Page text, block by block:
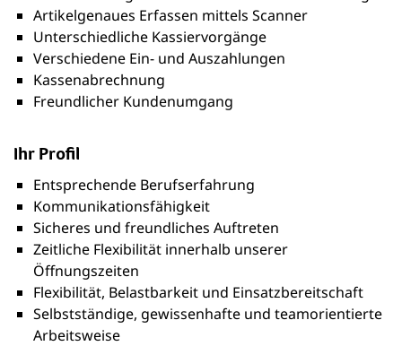
Artikelgenaues Erfassen mittels Scanner
Unterschiedliche Kassiervorgänge
Verschiedene Ein- und Auszahlungen
Kassenabrechnung
Freundlicher Kundenumgang
Ihr Profil
Entsprechende Berufserfahrung
Kommunikationsfähigkeit
Sicheres und freundliches Auftreten
Zeitliche Flexibilität innerhalb unserer
Öffnungszeiten
Flexibilität, Belastbarkeit und Einsatzbereitschaft
Selbstständige, gewissenhafte und teamorientierte
Arbeitsweise